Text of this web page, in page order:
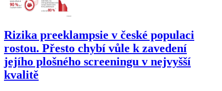
Rizika preeklampsie v české populaci
rostou. Přesto chybí vůle k zavedení
jejího plošného screeningu v nejvyšší
kvalitě